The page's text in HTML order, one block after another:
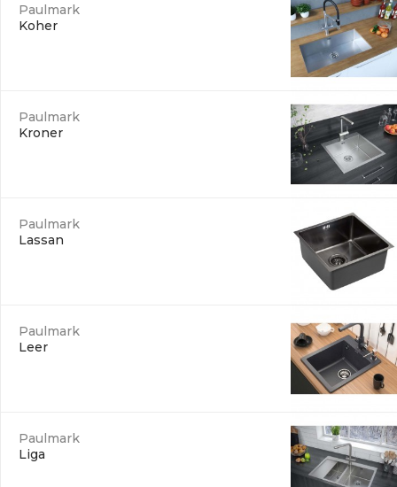
Paulmark
Koher
Paulmark
Kroner
Paulmark
Lassan
Paulmark
Leer
Paulmark
Liga